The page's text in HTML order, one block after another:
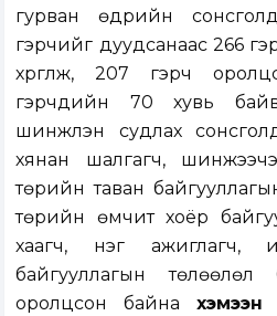
гурван өдрийн
гэрчийг дуудсанаас 266
хүргүүлж, 207 гэрч
гэрчүүдийн 70 хувь
шинжлэн судлах
хянан шалгагч,
төрийн таван
төрийн өмчит хоёр
хаагч, нэг ажиглагч,
байгууллагын
оролцсон байна